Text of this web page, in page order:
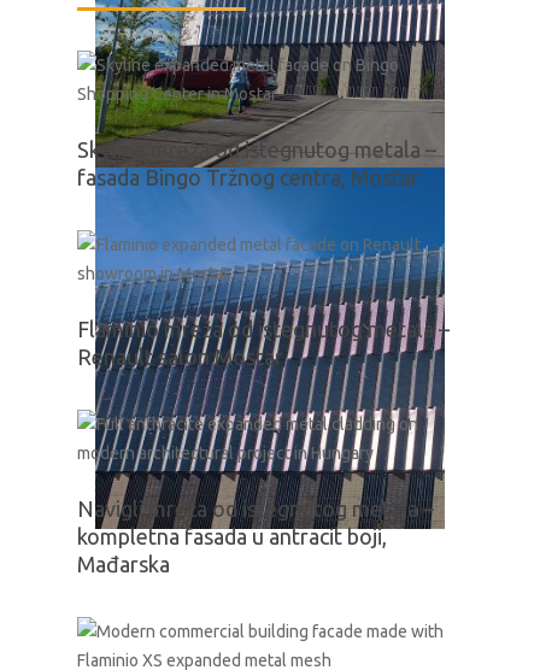
Skyline mreža od istegnutog metala –
fasada Bingo Tržnog centra, Mostar
Flaminio mreža od istegnutog metala –
Renault salon Mostar
Navigli mreža od istegnutog metala –
kompletna fasada u antracit boji,
Mađarska